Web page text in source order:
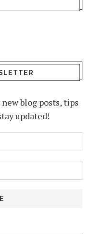
blog posts, tips
updated!